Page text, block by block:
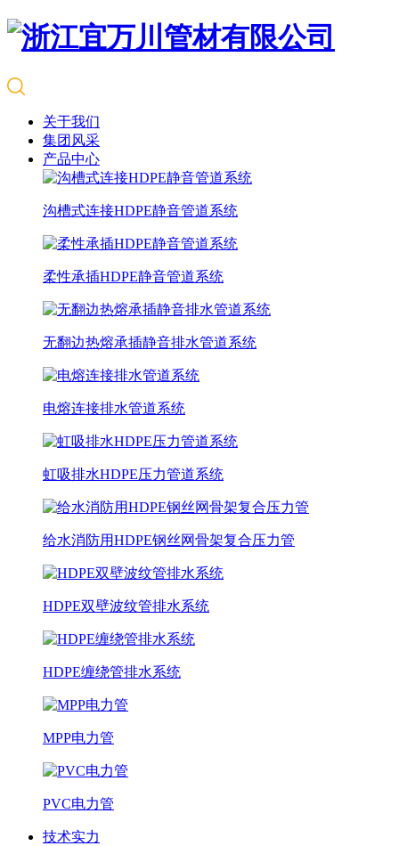
关于我们
集团风采
产品中心
沟槽式连接HDPE静音管道系统
柔性承插HDPE静音管道系统
无翻边热熔承插静音排水管道系统
电熔连接排水管道系统
虹吸排水HDPE压力管道系统
给水消防用HDPE钢丝网骨架复合压力管
HDPE双壁波纹管排水系统
HDPE缠绕管排水系统
MPP电力管
PVC电力管
技术实力